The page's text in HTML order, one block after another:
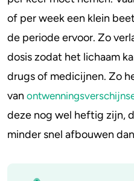
of per week een klein
de periode ervoor. Zo
dosis zodat het lichaam
drugs of medicijnen. Zo
van
deze nog wel heftig zijn,
minder snel afbouwen